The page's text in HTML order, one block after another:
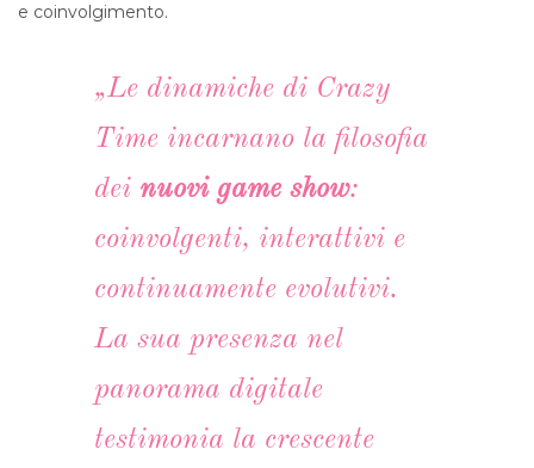
e coinvolgimento.
„Le dinamiche di Crazy
Time incarnano la filosofia
dei nuovi game show:
coinvolgenti, interattivi e
continuamente evolutivi.
La sua presenza nel
panorama digitale
testimonia la crescente